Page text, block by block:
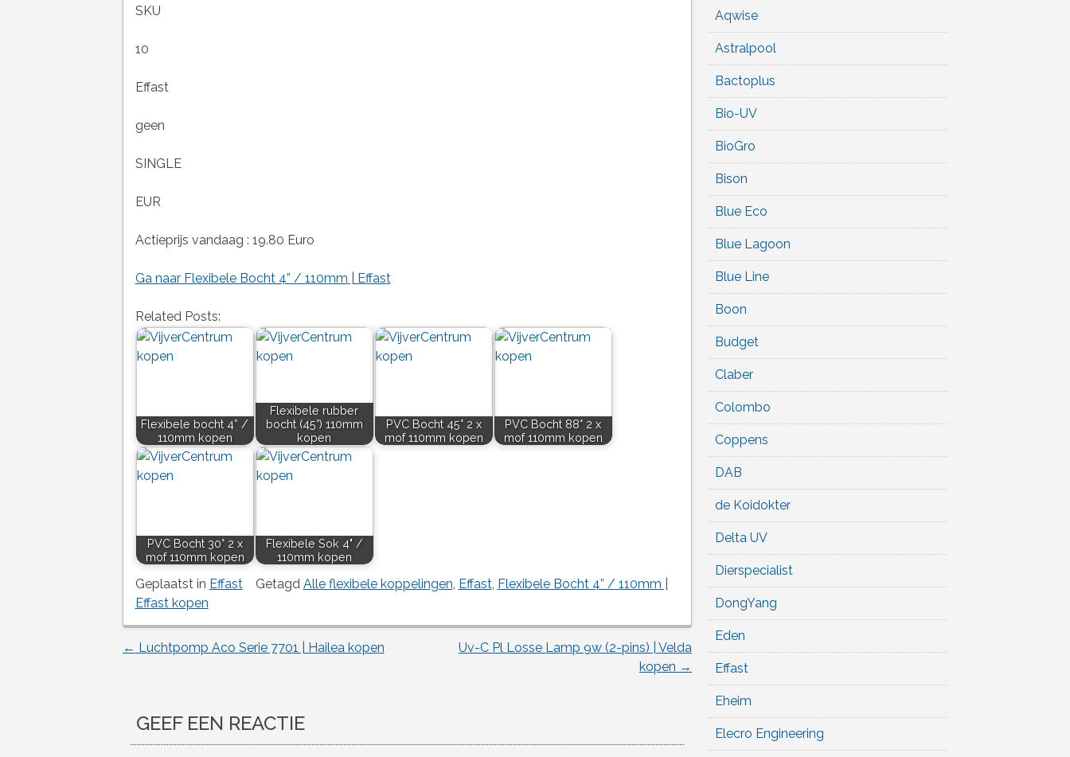
SKU
10
Effast
geen
SINGLE
EUR
Actieprijs vandaag : 19.80 Euro
Ga naar Flexibele Bocht 4” / 110mm | Effast
Related Posts:
Flexibele bocht 4” /
110mm kopen
Flexibele rubber
bocht (45°) 110mm
kopen
PVC Bocht 45° 2 x
mof 110mm kopen
PVC Bocht 88° 2 x
mof 110mm kopen
PVC Bocht 30° 2 x
mof 110mm kopen
Flexibele Sok 4" /
110mm kopen
Geplaatst in Effast Getagd Alle flexibele koppelingen, Effast, Flexibele Bocht 4” / 110mm |
Effast kopen
Berichtnavigatie
← Luchtpomp Aco Serie 7701 | Hailea kopen
Uv-C Pl Losse Lamp 9w (2-pins) | Velda
kopen →
GEEF EEN REACTIE
Aqwise
Astralpool
Bactoplus
Bio-UV
BioGro
Bison
Blue Eco
Blue Lagoon
Blue Line
Boon
Budget
Claber
Colombo
Coppens
DAB
de Koidokter
Delta UV
Dierspecialist
DongYang
Eden
Effast
Eheim
Elecro Engineering